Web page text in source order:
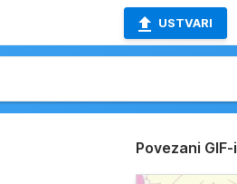
USTVARI
Povezani GIF-i